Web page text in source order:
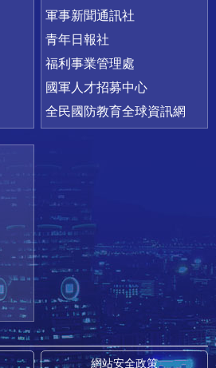
軍事新聞通訊社
青年日報社
福利事業管理處
國軍人才招募中心
全民國防教育全球資訊網
網站安全政策